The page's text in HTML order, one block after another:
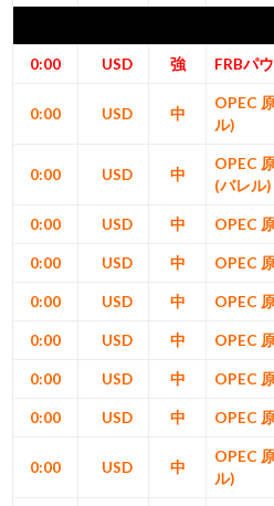
0:00 USD 強 FRBパ
0:00 USD 中
OPEC
ル)
0:00 USD 中
OPEC
(バレル)
0:00 USD 中 OPEC
0:00 USD 中 OPEC
0:00 USD 中 OPEC
0:00 USD 中 OPEC
0:00 USD 中 OPEC
0:00 USD 中 OPEC
0:00 USD 中
OPEC
ル)